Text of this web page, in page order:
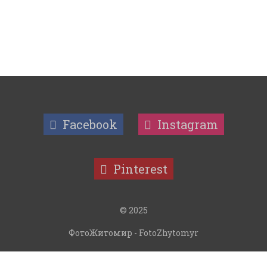
Facebook Instagram
Pinterest
© 2025
ФотоЖитомир - FotoZhytomyr